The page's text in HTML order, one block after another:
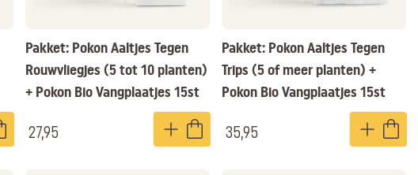
Pakket: Pokon Aaltjes Tegen
Rouwvliegjes (5 tot 10 planten)
+ Pokon Bio Vangplaatjes 15st
27,95
Pakket: Pokon Aaltjes Tegen
Trips (5 of meer planten) +
Pokon Bio Vangplaatjes 15st
35,95